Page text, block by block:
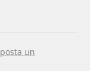
posta un